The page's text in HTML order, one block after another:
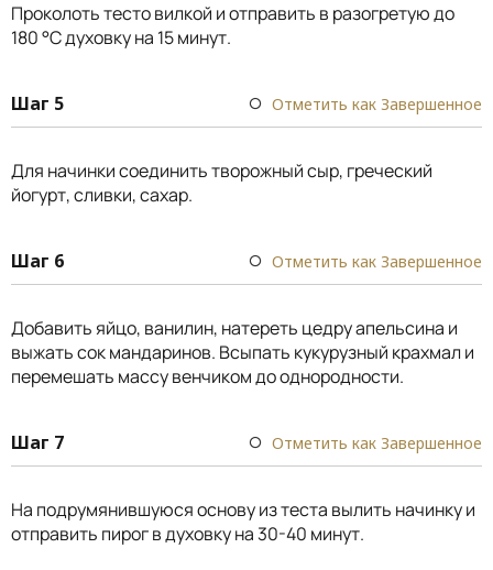
Проколоть тесто вилкой и отправить в разогретую до
180 °C духовку на 15 минут.
Шаг 5 Отметить как Завершенное
Для начинки соединить творожный сыр, греческий
йогурт, сливки, сахар.
Шаг 6 Отметить как Завершенное
Добавить яйцо, ванилин, натереть цедру апельсина и
выжать сок мандаринов. Всыпать кукурузный крахмал и
перемешать массу венчиком до однородности.
Шаг 7 Отметить как Завершенное
На подрумянившуюся основу из теста вылить начинку и
отправить пирог в духовку на 30-40 минут.